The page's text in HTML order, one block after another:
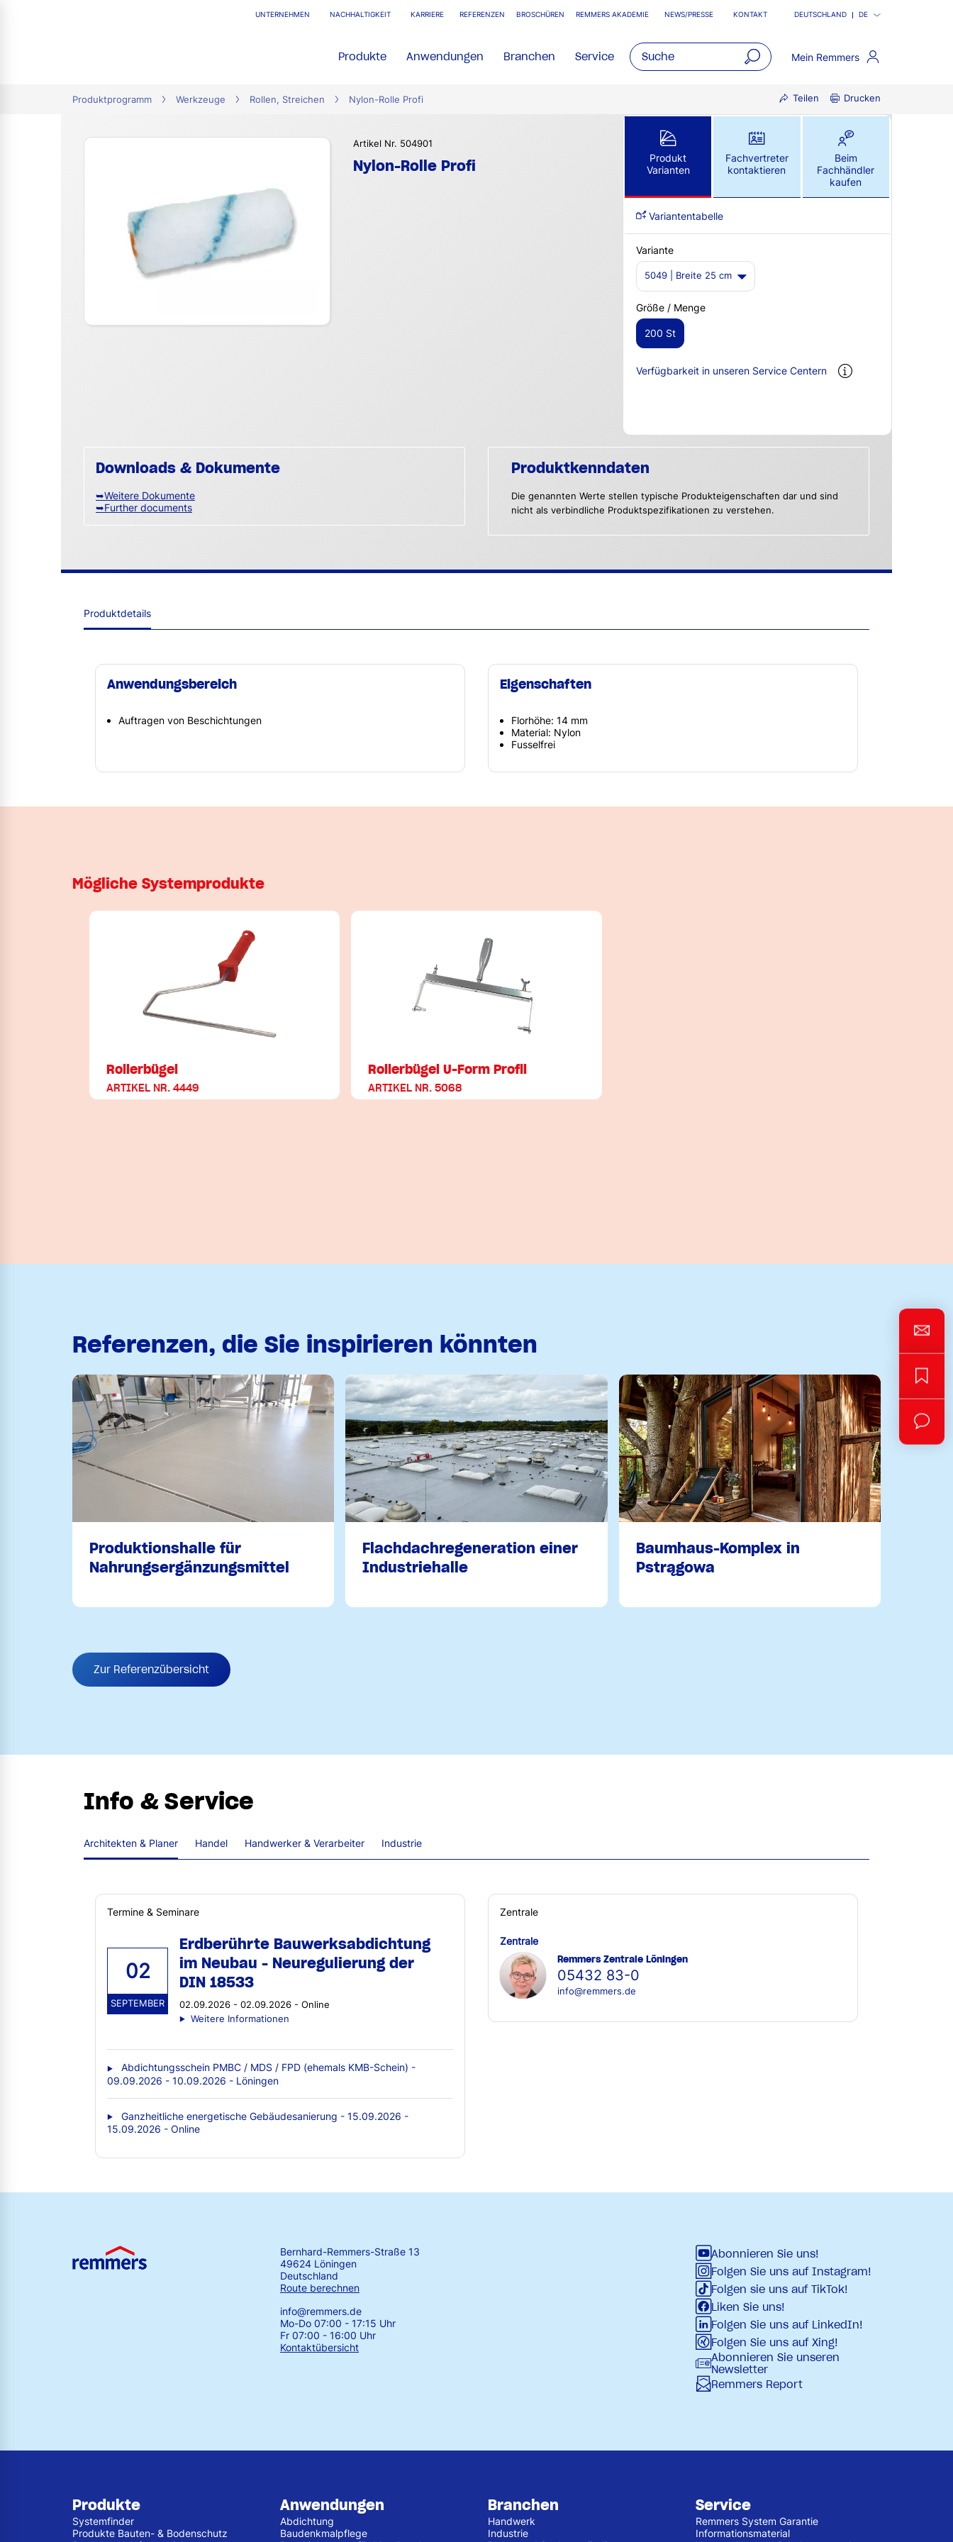
UNTERNEHMEN NACHHALTIGKEIT KARRIERE REFERENZEN BROSCHÜREN REMMERS AKADEMIE NEWS/PRESSE KONTAKT DEUTSCHLAND DE
Produkte Anwendungen Branchen Service Mein Remmers
Produktprogramm Werkzeuge Rollen, Streichen Nylon-Rolle Profi Teilen Drucken
Artikel Nr. 504901
Nylon-Rolle Profi
Produkt
Varianten
Fachvertreter
kontaktieren
Beim
Fachhändler
kaufen
Variantentabelle
Variante
5049 | Breite 25 cm
Größe / Menge
200 St
Verfügbarkeit in unseren Service Centern
Downloads & Dokumente
➥Weitere Dokumente
➥Further documents
Produktkenndaten
Die genannten Werte stellen typische Produkteigenschaften dar und sind
nicht als verbindliche Produktspezifikationen zu verstehen.
Produktdetails
Anwendungsbereich
Auftragen von Beschichtungen
Eigenschaften
Florhöhe: 14 mm
Material: Nylon
Fusselfrei
Mögliche Systemprodukte
Rollerbügel
ARTIKEL NR. 4449
Rollerbügel U-Form Profil
ARTIKEL NR. 5068
Referenzen, die Sie inspirieren könnten
Produktionshalle für
Nahrungsergänzungsmittel
Flachdachregeneration einer
Industriehalle
Baumhaus-Komplex in
Pstrągowa
Zur Referenzübersicht
Info & Service
Architekten & Planer Handel Handwerker & Verarbeiter Industrie
Termine & Seminare
02
SEPTEMBER
Erdberührte Bauwerksabdichtung
im Neubau - Neuregulierung der
DIN 18533
02.09.2026 - 02.09.2026 - Online
Weitere Informationen
Abdichtungsschein PMBC / MDS / FPD (ehemals KMB-Schein) -
09.09.2026 - 10.09.2026 - Löningen
Ganzheitliche energetische Gebäudesanierung - 15.09.2026 -
15.09.2026 - Online
Zentrale
Zentrale
Remmers Zentrale Löningen
05432 83-0
info@remmers.de
Bernhard-Remmers-Straße 13
49624 Löningen
Deutschland
Route berechnen
info@remmers.de
Mo-Do 07:00 - 17:15 Uhr
Fr 07:00 - 16:00 Uhr
Kontaktübersicht
Abonnieren Sie uns!
Folgen Sie uns auf Instagram!
Folgen sie uns auf TikTok!
Liken Sie uns!
Folgen Sie uns auf LinkedIn!
Folgen Sie uns auf Xing!
Abonnieren Sie unseren
Newsletter
Remmers Report
Produkte
Systemfinder
Produkte Bauten- & Bodenschutz
Anwendungen
Abdichtung
Baudenkmalpflege
Branchen
Handwerk
Industrie
Service
Remmers System Garantie
Informationsmaterial